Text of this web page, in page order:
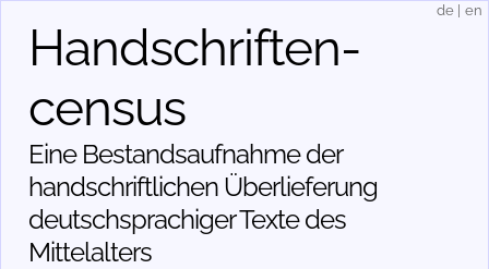
Handschriften­
census
Eine Bestandsaufnahme der
handschriftlichen Über­lieferung
deutschsprachiger Texte des
Mittelalters
de en